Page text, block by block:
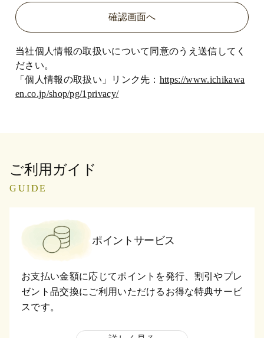
当社個人情報の取扱いについて同意のうえ送信してく
ださい。
「個人情報の取扱い」リンク先： https://www.ichikawa
en.co.jp/shop/pg/1privacy/
ご利用ガイド
GUIDE
ポイントサービス
お支払い金額に応じてポイントを発行、割引やプレ
ゼント品交換にご利用いただけるお得な特典サービ
スです。